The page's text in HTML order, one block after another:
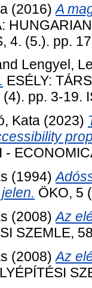
(2016)A
4. (5.). pp.
Lengyel,
ESÉLY:
(4). pp. 3-19.
Kata (2023)
-
(1994)
ÖKO, 5
(2008)Az
SZEMLE,
(2008)Az